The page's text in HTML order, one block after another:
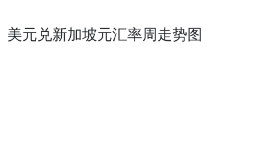
美元兑新加坡元汇率周走势图